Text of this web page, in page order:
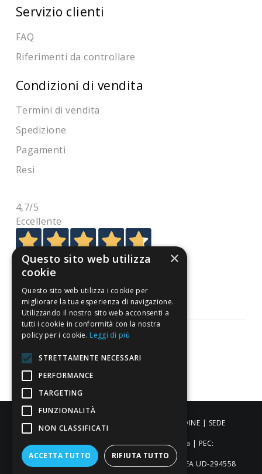
Servizio clienti
FAQ
Riferimenti da controllare
Condizioni di vendita
Termini di vendita
Spedizione
Pagamenti
Resi
4,7/5
Eccellente
3.818
Recensioni
Pagamenti sicuri
ALDIGIÙ S.R.L. | Via Cortazzis 15 33100 - UDINE | SEDE
OPERATIVA: Via del Progresso 3 - Padova | PEC:
aldigiusrl@pec.it | C.F. e P.IVA 02873920306 REA UD-294558
×
Questo sito web utilizza
cookie
Questo sito web utilizza i cookie per
migliorare la tua esperienza di navigazione.
Utilizzando il nostro sito web acconsenti a
tutti i cookie in conformità con la nostra
policy per i cookie. Leggi di più
STRETTAMENTE NECESSARI
PERFORMANCE
TARGETING
FUNZIONALITÀ
NON CLASSIFICATI
ACCETTA TUTTO RIFIUTA TUTTO